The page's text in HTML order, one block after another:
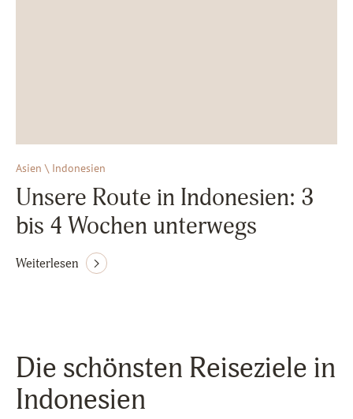
Asien \ Indonesien
Unsere Route in Indonesien: 3
bis 4 Wochen unterwegs
Weiterlesen
Die schönsten Reiseziele in
Indonesien